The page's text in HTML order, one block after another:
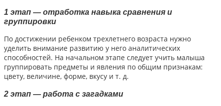
1 этап — отработка навыка сравнения и
группировки
По достижении ребенком трехлетнего возраста нужно
уделить внимание развитию у него аналитических
способностей. На начальном этапе следует учить малыша
группировать предметы и явления по общим признакам:
цвету, величине, форме, вкусу и т. д.
2 этап — работа с загадками